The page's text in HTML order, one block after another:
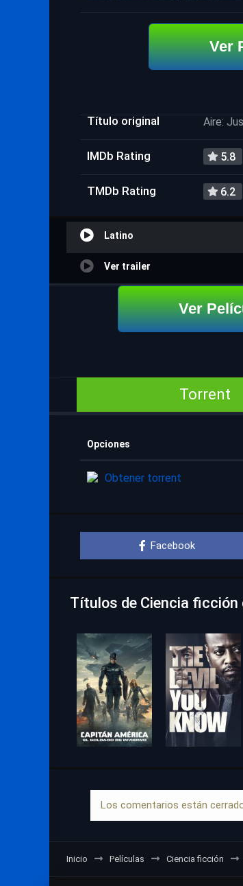
Ver
Título original Aire:
IMDb Rating 5.8
TMDb Rating 6.2
Latino
Ver trailer
Ver
Torrent
Opciones
Obtener torrent
Facebook
Títulos de Ciencia ficción
Los comentarios están
Inicio Películas Ciencia ficción